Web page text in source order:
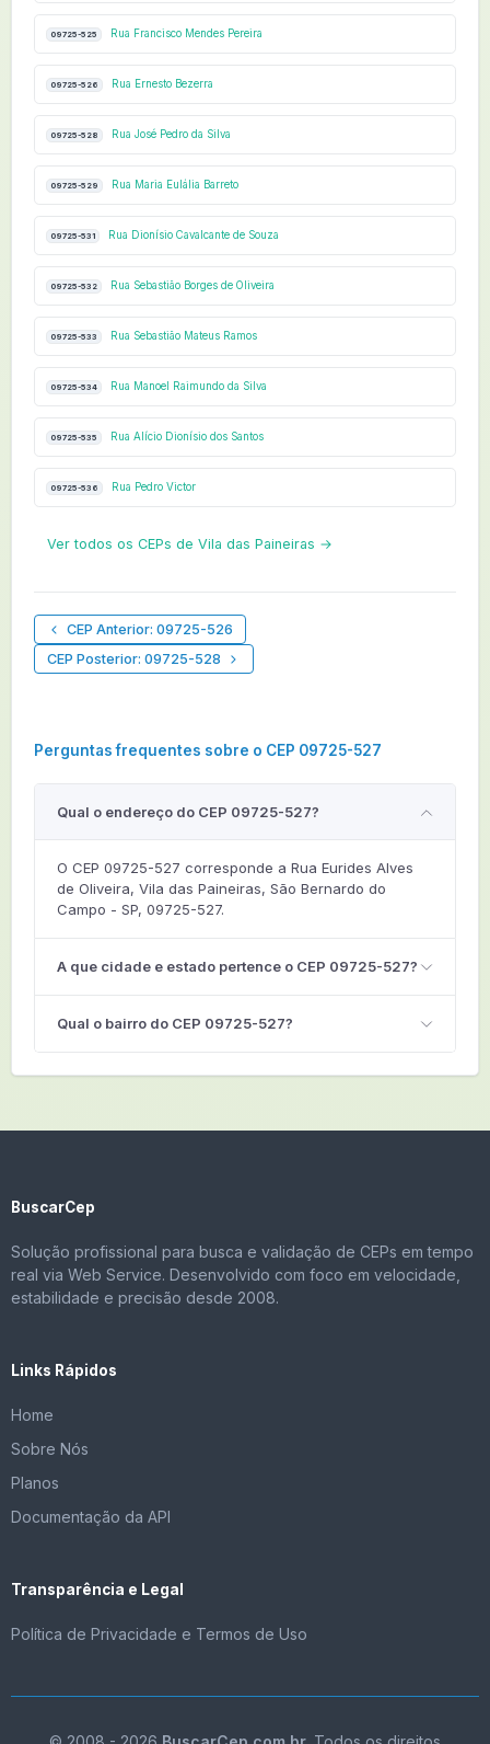
09725-525 Rua Francisco Mendes Pereira
09725-526 Rua Ernesto Bezerra
09725-528 Rua José Pedro da Silva
09725-529 Rua Maria Eulália Barreto
09725-531 Rua Dionísio Cavalcante de Souza
09725-532 Rua Sebastião Borges de Oliveira
09725-533 Rua Sebastião Mateus Ramos
09725-534 Rua Manoel Raimundo da Silva
09725-535 Rua Alício Dionísio dos Santos
09725-536 Rua Pedro Victor
Ver todos os CEPs de Vila das Paineiras →
CEP Anterior: 09725-526
CEP Posterior: 09725-528
Perguntas frequentes sobre o CEP 09725-527
Qual o endereço do CEP 09725-527?
O CEP 09725-527 corresponde a Rua Eurides Alves
de Oliveira, Vila das Paineiras, São Bernardo do
Campo - SP, 09725-527.
A que cidade e estado pertence o CEP 09725-527?
Qual o bairro do CEP 09725-527?
BuscarCep
Solução profissional para busca e validação de CEPs em tempo
real via Web Service. Desenvolvido com foco em velocidade,
estabilidade e precisão desde 2008.
Links Rápidos
Home
Sobre Nós
Planos
Documentação da API
Transparência e Legal
Política de Privacidade e Termos de Uso